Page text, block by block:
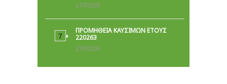
17/03/26
ΠΡΟΜΗΘΕΙΑ ΚΑΥΣΙΜΩΝ ΕΤΟΥΣ
220263
27/02/26